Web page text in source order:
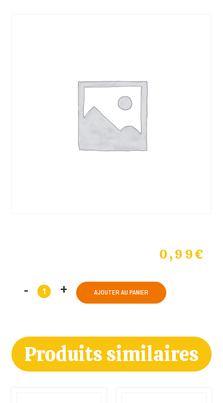
0,99€
AJOUTER AU PANIER
Produits similaires